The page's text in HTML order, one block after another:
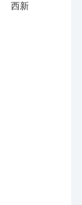
西新